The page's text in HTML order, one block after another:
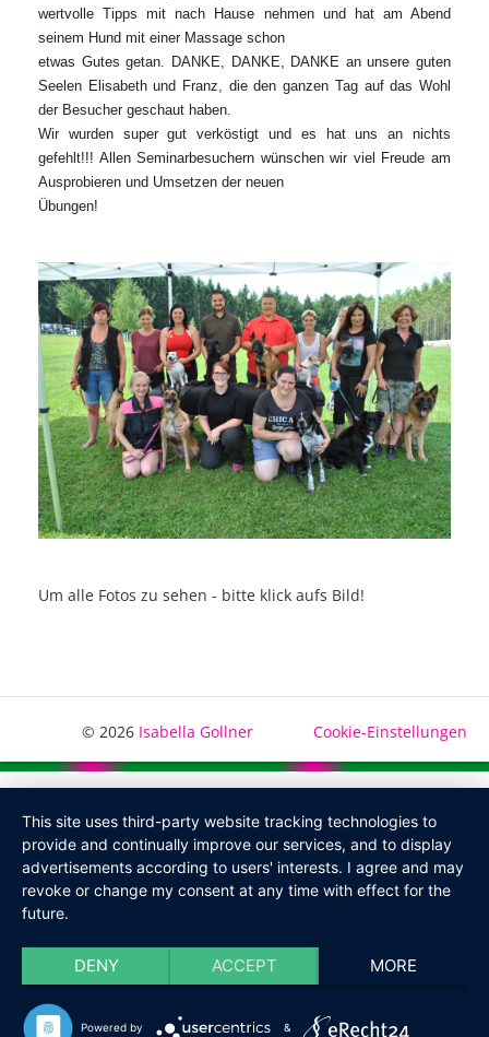
wertvolle Tipps mit nach Hause nehmen und hat am Abend
seinem Hund mit einer Massage schon
etwas Gutes getan. DANKE, DANKE, DANKE an unsere guten
Seelen Elisabeth und Franz, die den ganzen Tag auf das Wohl
der Besucher geschaut haben.
Wir wurden super gut verköstigt und es hat uns an nichts
gefehlt!!! Allen Seminarbesuchern wünschen wir viel Freude am
Ausprobieren und Umsetzen der neuen
Übungen!
Um alle Fotos zu sehen - bitte klick aufs Bild!
© 2026 Isabella Gollner Cookie-Einstellungen
This site uses third-party website tracking technologies to
provide and continually improve our services, and to display
advertisements according to users' interests. I agree and may
revoke or change my consent at any time with effect for the
future.
DENY ACCEPT MORE
Powered by &